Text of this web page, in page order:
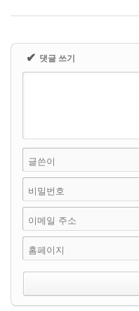
✔ 댓글 쓰기
글쓴이
비밀번호
이메일 주소
홈페이지